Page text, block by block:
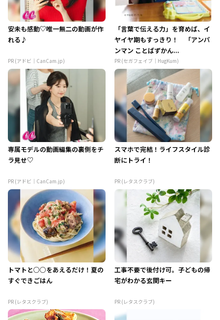
安未も感動♡唯一無二の動画が作
れる♪
PR (アドビ｜CanCam.jp)
「言葉で伝える力」を育めば、イ
ヤイヤ期もすっきり！ 「アンパ
ンマン ことばずかん...
PR (セガフェイブ｜HugKum)
専属モデルの動画編集の裏側をチ
ラ見せ♡
PR (アドビ｜CanCam.jp)
スマホで完結！ライフスタイル診
断にトライ！
PR (レタスクラブ)
トマトと○○をあえるだけ！夏の
すぐできごはん
PR (レタスクラブ)
工事不要で後付け可。子どもの帰
宅がわかる玄関キー
PR (レタスクラブ)